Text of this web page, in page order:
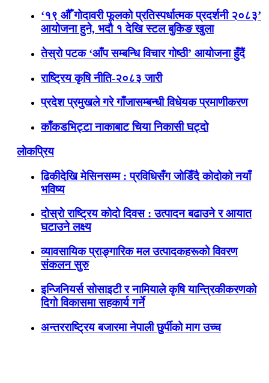
‘१९ औँ गोदावरी फूलको प्रतिस्पर्धात्मक प्रदर्शनी २०८३’
आयोजना हुने, भदौ १ देखि स्टल बुकिङ खुला
तेस्रो पटक ‘आँप सम्बन्धि विचार गोष्ठी’ आयोजना हुँदैं
राष्ट्रिय कृषि नीति-२०८३ जारी
प्रदेश प्रमुखले गरे गाँजासम्बन्धी विधेयक प्रमाणीकरण
काँकडभिट्टा नाकाबाट चिया निकासी घट्दो
लोकप्रिय
ढिकीदेखि मेसिनसम्म : प्रविधिसँग जोडिँदै कोदोको नयाँ
भविष्य
दोस्रो राष्ट्रिय कोदो दिवस : उत्पादन बढाउने र आयात
घटाउने लक्ष्य
व्यावसायिक प्राङ्गारिक मल उत्पादकहरूको विवरण
संकलन सुरु
इन्जिनियर्स सोसाइटी र नामियाले कृषि यान्त्रिकीकरणको
दिगो विकासमा सहकार्य गर्ने
अन्तरराष्ट्रिय बजारमा नेपाली छुर्पीको माग उच्च